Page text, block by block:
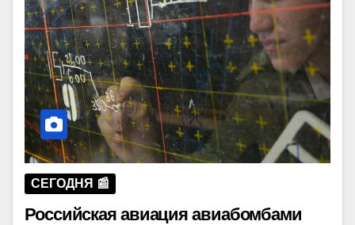
СЕГОДНЯ 📰
Российская авиация авиабомбами